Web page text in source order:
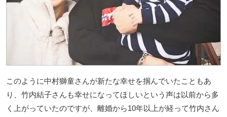
このように中村獅童さんが新たな幸せを掴んでいたこともあ
り、竹内結子さんも幸せになってほしいという声は以前から多
く上がっていたのですが、離婚から10年以上が経って竹内さん